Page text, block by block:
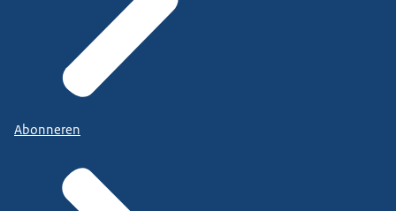
Abonneren